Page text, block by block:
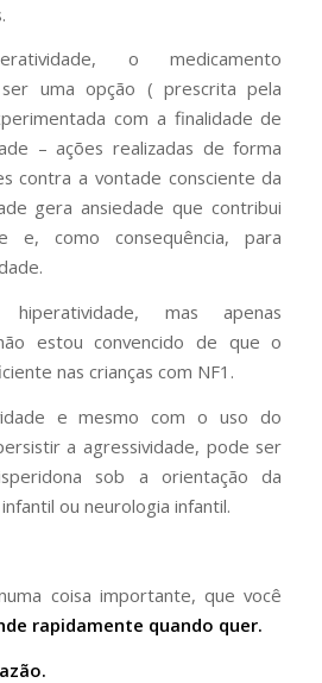
o medicamento
uma opção ( prescrita pela
com a finalidade de
– ações realizadas de forma
contra a vontade consciente da
gera ansiedade que contribui
e, como consequência, para
mas apenas
estou convencido de que o
nas crianças com NF1.
e mesmo com o uso do
a agressividade, pode ser
sob a orientação da
ou neurologia infantil.
coisa importante, que você
rapidamente quando quer.